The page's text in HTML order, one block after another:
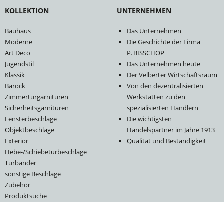
KOLLEKTION
Bauhaus
Moderne
Art Deco
Jugendstil
Klassik
Barock
Zimmertürgarnituren
Sicherheitsgarnituren
Fensterbeschläge
Objektbeschläge
Exterior
Hebe-/Schiebetürbeschläge
Türbänder
sonstige Beschläge
Zubehör
Produktsuche
UNTERNEHMEN
Das Unternehmen
Die Geschichte der Firma
P. BISSCHOP
Das Unternehmen heute
Der Velberter Wirtschaftsraum
Von den dezentralisierten
Werkstätten zu den
spezialisierten Händlern
Die wichtigsten
Handelspartner im Jahre 1913
Qualität und Beständigkeit